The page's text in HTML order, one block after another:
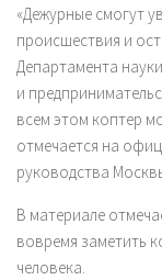
«Дежурные смогут
происшествия и
Департамента
и
всем этом коптер
отмечается на
руководства
В материале
вовремя заметить
человека.